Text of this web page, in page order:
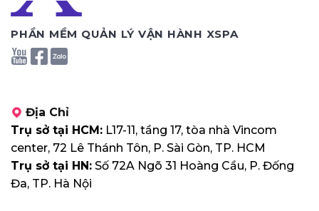
PHẦN MỀM QUẢN LÝ VẬN HÀNH XSPA
Địa Chỉ
Trụ sở tại HCM: L17-11, tầng 17, tòa nhà Vincom
center, 72 Lê Thánh Tôn, P. Sài Gòn, TP. HCM
Trụ sở tại HN: Số 72A Ngõ 31 Hoàng Cầu, P. Đống
Đa, TP. Hà Nội